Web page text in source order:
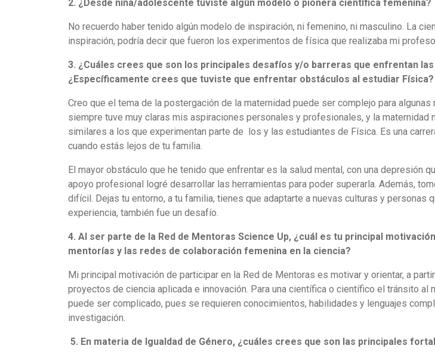
2. ¿Desde niña/adolescente tuviste algún modelo o pionera científica femenina?
No recuerdo haber tenido algún modelo de inspiración, ni femenino, ni masculino. La
inspiración, podría decir que fueron los experimentos de física que realizaba mi
3. ¿Cuáles crees que son los principales desafíos y/o barreras que enfrentan
¿Específicamente crees que tuviste que enfrentar obstáculos al estudiar Física?
Creo que el tema de la postergación de la maternidad puede ser complejo para
siempre tuve muy claras mis aspiraciones personales y profesionales, y la
similares a los que experimentan parte de los y las estudiantes de Física. Es una
cuando estás lejos de tu familia.
El mayor obstáculo que he tenido que enfrentar es la salud mental, con una depresión
apoyo profesional logré desarrollar las herramientas para poder superarla. Además,
difícil. Dejas tu entorno, a tu familia, tienes que adaptarte a nuevas culturas y
experiencia, también fue un desafío.
4. Al ser parte de la Red de Mentoras Science Up, ¿cuál es tu principal
mentorías y las redes de colaboración femenina en la ciencia?
Mi principal motivación de participar en la Red de Mentoras es motivar y orientar, a
proyectos de ciencia aplicada e innovación. Para una científica o científico el tránsito
puede ser complicado, pues se requieren conocimientos, habilidades y lenguajes
investigación.
5. En materia de Igualdad de Género, ¿cuáles crees que son las principales